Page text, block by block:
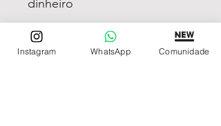
dinheiro
REDE DE LOJAS
Instagram WhatsApp Comunidade